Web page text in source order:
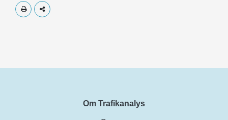
Skriv utDela
Om Trafikanalys